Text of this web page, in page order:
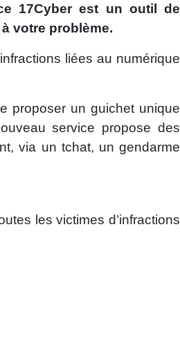
17Cyber est un outil de
votre problème.
liées au numérique
proposer un guichet unique
service propose des
via un tchat, un gendarme
les victimes d’infractions